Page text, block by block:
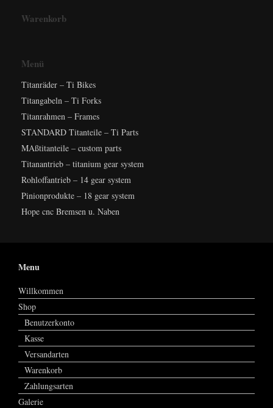
Warenkorb
Menü
Titanräder – Ti Bikes
Titangabeln – Ti Forks
Titanrahmen – Frames
STANDARD Titanteile – Ti Parts
MAßtitanteile – custom parts
Titanantrieb – titanium gear system
Rohloffantrieb – 14 gear system
Pinionprodukte – 18 gear system
Hope cnc Bremsen u. Naben
Menu
Willkommen
Shop
Benutzerkonto
Kasse
Versandarten
Warenkorb
Zahlungsarten
Galerie